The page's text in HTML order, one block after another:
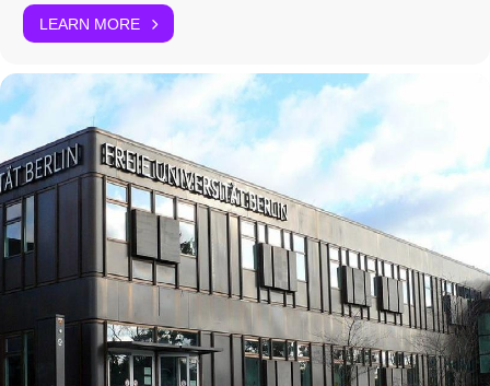
Uhr
zu Kiel)
Il graphic novel nell'insegnamento dell'italiano
16:10
Marco Benini (Scuola di italiano Modavio)
Il fumetto in classe. Idee e suggerimenti pratici per
insegnare l'italiano con i fumetti
16:40
Uhr
Diskussion
Uhr
Pause
Uhr
Prof. Dr. Daniela Caspari (Freie Universität Berlin)
Einführung in den Praxis-Workshop
Juliane Seidel und Maria Giovanna Tassinari (Freie
LEARN MORE